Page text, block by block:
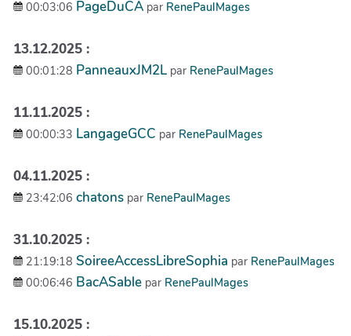
00:03:06 PageDuCA par RenePaulMages
13.12.2025 :
00:01:28 PanneauxJM2L par RenePaulMages
11.11.2025 :
00:00:33 LangageGCC par RenePaulMages
04.11.2025 :
23:42:06 chatons par RenePaulMages
31.10.2025 :
21:19:18 SoireeAccessLibreSophia par RenePaulMages
00:06:46 BacASable par RenePaulMages
15.10.2025 :